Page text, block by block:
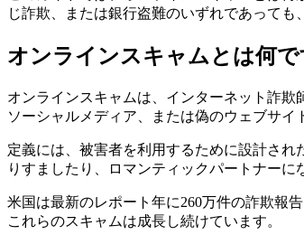
じ詐欺、または銀行盗難のいずれであっても
オンラインスキャムとは何で
オンラインスキャムは、インターネット詐
ソーシャルメディア、または偽のウェブサイ
定義には、被害者を利用するために設計さ
りすましたり、ロマンティックパートナーに
米国は最新のレポート年に260万件の詐欺報
これらのスキャムは成長し続けています。